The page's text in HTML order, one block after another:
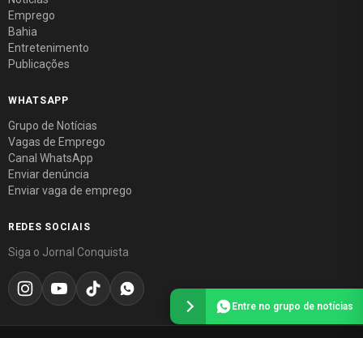
Emprego
Bahia
Entretenimento
Publicações
WHATSAPP
Grupo de Notícias
Vagas de Emprego
Canal WhatsApp
Enviar denúncia
Enviar vaga de emprego
REDES SOCIAIS
Siga o Jornal Conquista
Entre no grupo de notícias